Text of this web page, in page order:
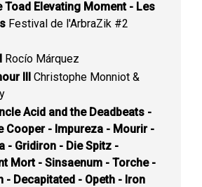
Toad Elevating Moment - Les
Festival de l'ArbraZik #2
Rocío Márquez
III Christophe Monniot &
Acid and the Deadbeats -
Cooper - Impureza - Mourir -
- Gridiron - Die Spitz -
Mort - Sinsaenum - Torche -
- Decapitated - Opeth - Iron